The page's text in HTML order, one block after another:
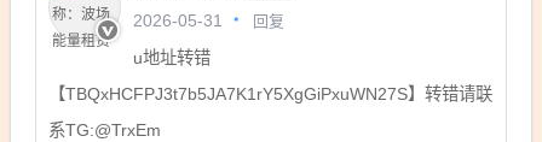
2026-05-31 回复
u地址转错
【TBQxHCFPJ3t7b5JA7K1rY5XgGiPxuWN27S】转错请联
系TG:@TrxEm